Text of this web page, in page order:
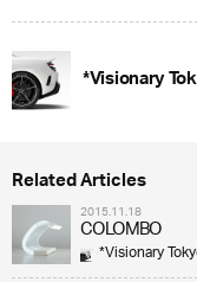
*Visionary
Related Articles
2015.11.18
COLOMBO
*Visionary